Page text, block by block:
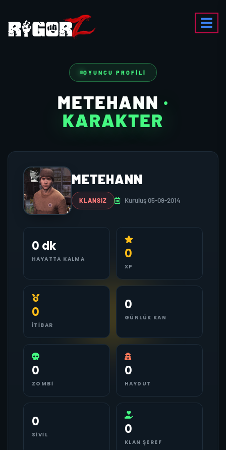
OYUNCU PROFILI
METEHANN ·
KARAKTER
METEHANN
KLANSIZ Kuruluş 05-09-2014
0 dk
HAYATTA KALMA 0
XP
0
İTIBAR
0
GÜNLÜK KAN
0
ZOMBI
0
HAYDUT
0
SIVIL 0
KLAN ŞEREF